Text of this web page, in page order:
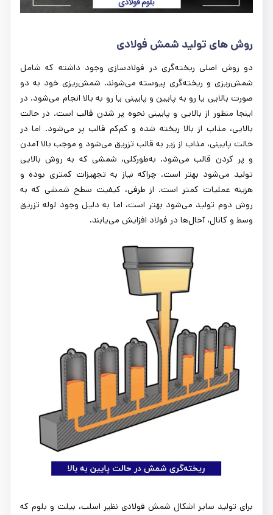
روش‌ های تولید شمش فولادی
دو روش اصلی ریخته‌گری در فولادسازی وجود داشته که شامل
شمش‌ریزی و ریخته‌گری پیوسته می‌شوند. شمش‌ریزی خود به دو
صورت بالایی یا رو به پایین و پایینی یا رو به بالا انجام می‌شود. در
اینجا منظور از بالایی و پایینی نحوه پر شدن قالب است. در حالت
بالایی، مذاب از بالا ریخته شده و کم‌کم قالب پر می‌شود. اما در
حالت پایینی، مذاب از زیر به قالب تزریق می‌شود و موجب بالا آمدن
و پر کردن قالب می‌شود. به‌طورکلی، شمشی که به روش بالایی
تولید می‌شود بهتر است. چراکه نیاز به تجهیزات کمتری بوده و
هزینه عملیات کمتر است. از طرفی، کیفیت سطح شمشی که به
روش دوم تولید می‌شود بهتر است، اما به دلیل وجود لوله تزریق
وسط و کانال، آخال‌ها در فولاد افزایش می‌یابند.
برای تولید سایر اشکال شمش فولادی نظیر اسلب، بیلت و بلوم که